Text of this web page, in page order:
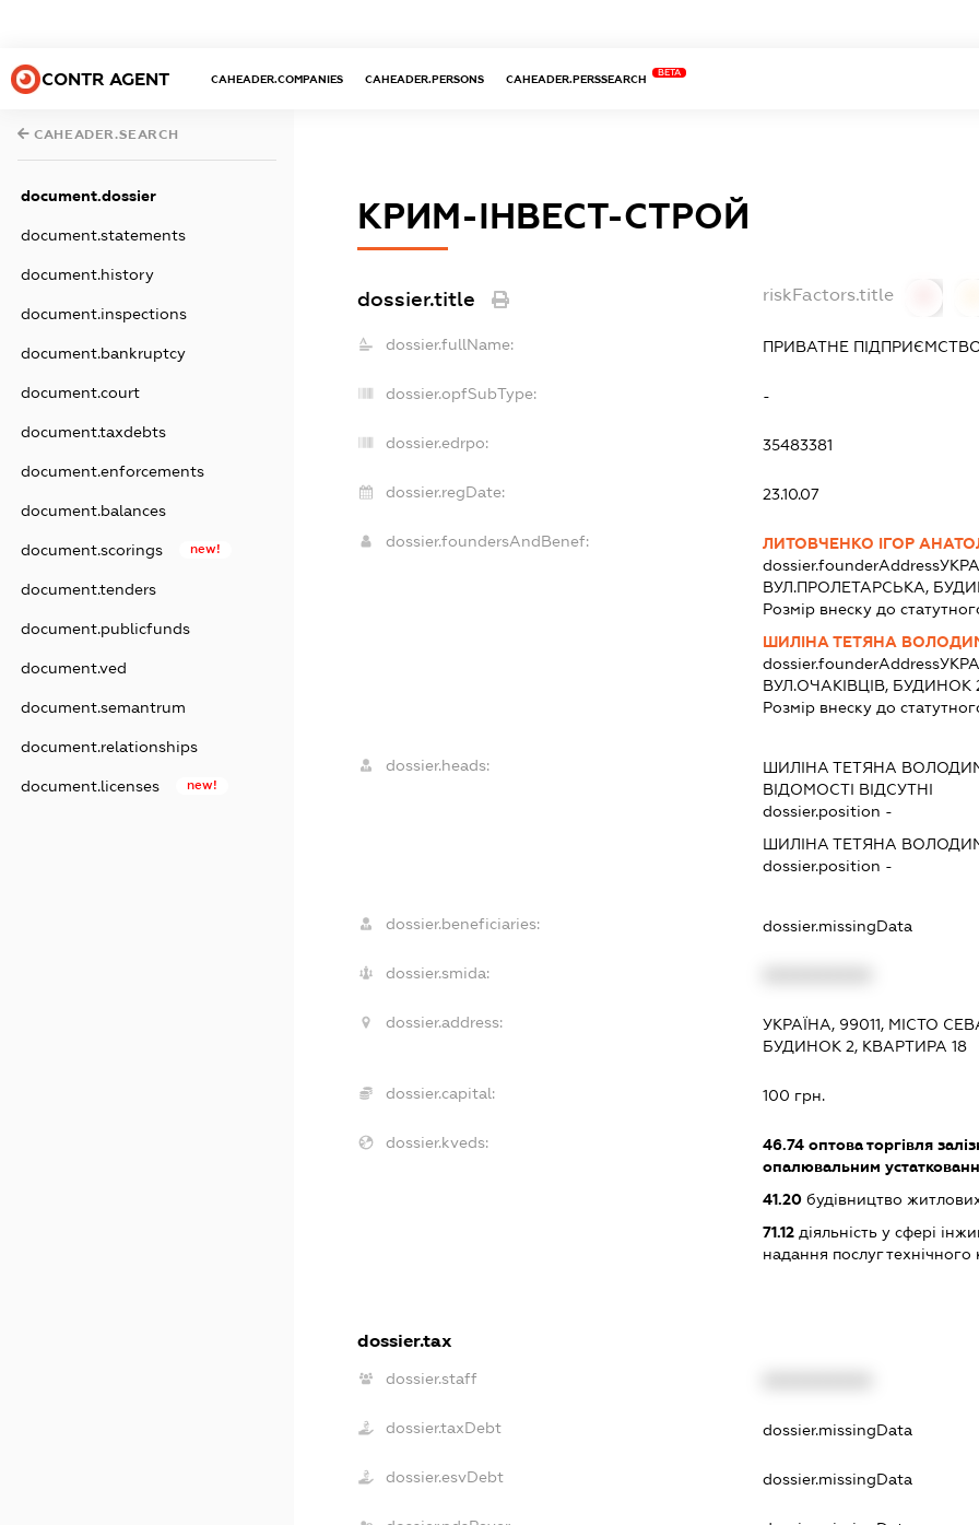
CONTR AGENT CAHEADER.COMPANIES CAHEADER.PERSONS CAHEADER.PERSSEARCH
BETA
CAHEADER.SEARCH
document.dossier
document.statements
document.history
document.inspections
document.bankruptcy
document.court
document.taxdebts
document.enforcements
document.balances
document.scorings new!
document.tenders
document.publicfunds
document.ved
document.semantrum
document.relationships
document.licenses new!
КРИМ-ІНВЕСТ-СТРОЙ
dossier.title riskFactors.title
dossier.fullName: ПРИВАТНЕ
dossier.opfSubType: -
dossier.edrpo: 35483381
dossier.regDate: 23.10.07
dossier.foundersAndBenef:
ЛИТОВЧЕНКО ІГОР
dossier.founderAddress
ВУЛ.ПРОЛЕТАРСЬКА,
Розмір внеску до
ШИЛІНА ТЕТЯНА
dossier.founderAddress
ВУЛ.ОЧАКІВЦІВ, БУДИНОК
Розмір внеску до
dossier.heads: ШИЛІНА ТЕТЯНА
ВІДОМОСТІ ВІДСУТНІ
dossier.position -
ШИЛІНА ТЕТЯНА
dossier.position -
dossier.beneficiaries: dossier.missingData
dossier.smida:
dossier.address:
УКРАЇНА, 99011, МІСТО
БУДИНОК 2, КВАРТИРА 18
dossier.capital: 100 грн.
dossier.kveds: 46.74 оптова торгівля
опалювальним
41.20 будівництво
71.12 діяльність у сфері
надання послуг
dossier.tax
dossier.staff
dossier.taxDebt dossier.missingData
dossier.esvDebt dossier.missingData